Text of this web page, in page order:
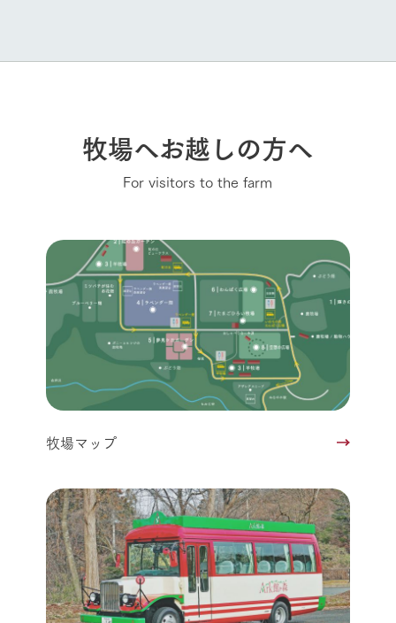
牧場へお越しの方へ
For visitors to the farm
牧場マップ